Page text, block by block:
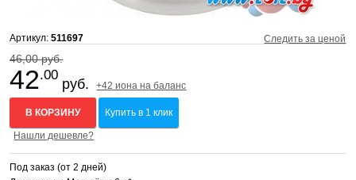
Артикул:511697 Следить за ценой
46,00 руб.
42.00
руб. +42 иона на баланс
В КОРЗИНУ Купить в 1 клик
Нашли дешевле?
Под заказ (от 2 дней)